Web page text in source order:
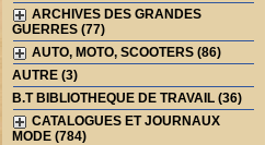
ARCHIVES DES GRANDES
GUERRES (77)
AUTO, MOTO, SCOOTERS (86)
AUTRE (3)
B.T BIBLIOTHEQUE DE TRAVAIL (36)
CATALOGUES ET JOURNAUX
MODE (784)